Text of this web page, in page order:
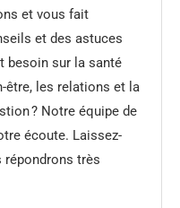
et vous fait
et des astuces
besoin sur la santé
être, les relations et la
? Notre équipe de
écoute. Laissez-
répondrons très